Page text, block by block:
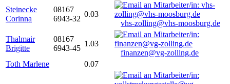
Steinecke
Corinna
08167
6943-32
0.03
vhs-zolling@vhs-moosburg.de
Thalmair
Brigitte
08167
6943-45
1.03
finanzen@vg-zolling.de
Toth Marlene
0.07